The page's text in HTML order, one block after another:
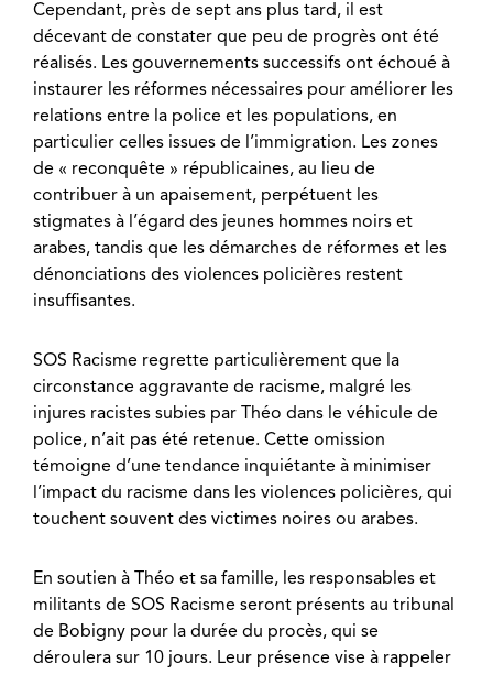
Cependant, près de sept ans plus tard, il est
décevant de constater que peu de progrès ont été
réalisés. Les gouvernements successifs ont échoué à
instaurer les réformes nécessaires pour améliorer les
relations entre la police et les populations, en
particulier celles issues de l’immigration. Les zones
de « reconquête » républicaines, au lieu de
contribuer à un apaisement, perpétuent les
stigmates à l’égard des jeunes hommes noirs et
arabes, tandis que les démarches de réformes et les
dénonciations des violences policières restent
insuffisantes.
SOS Racisme regrette particulièrement que la
circonstance aggravante de racisme, malgré les
injures racistes subies par Théo dans le véhicule de
police, n’ait pas été retenue. Cette omission
témoigne d’une tendance inquiétante à minimiser
l’impact du racisme dans les violences policières, qui
touchent souvent des victimes noires ou arabes.
En soutien à Théo et sa famille, les responsables et
militants de SOS Racisme seront présents au tribunal
de Bobigny pour la durée du procès, qui se
déroulera sur 10 jours. Leur présence vise à rappeler